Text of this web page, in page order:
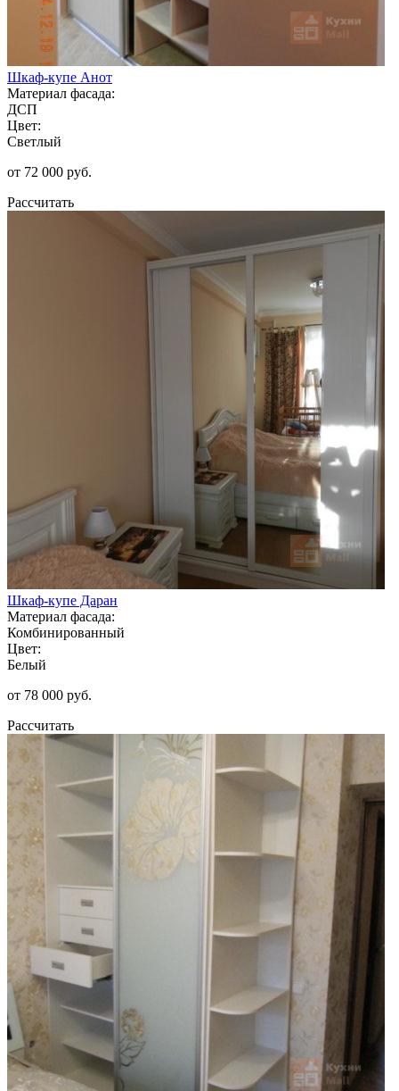
Шкаф-купе Анот
Материал фасада:
ДСП
Цвет:
Светлый
от 72 000 руб.
Рассчитать
Шкаф-купе Даран
Материал фасада:
Комбинированный
Цвет:
Белый
от 78 000 руб.
Рассчитать